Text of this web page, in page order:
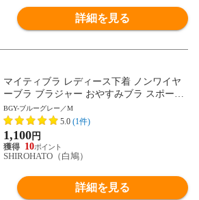
詳細を見る
マイティブラ レディース下着 ノンワイヤ
ーブラ ブラジャー おやすみブラ スポーツ
ブラ ワイヤレスブラ ナイトブラ
BGY-ブルーグレー／M
5.0 (1件)
1,100円
10
SHIROHATO（白鳩）
詳細を見る